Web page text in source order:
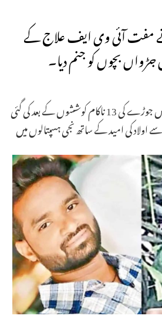
مفت آئی وی ایف علاج کے
جڑواں بچوں کو جنم دیا۔
یہ ڈیلیوری بدھ 29 اپریل کو اس جوڑے کی 13 ناکام کوششوں کے بعد کی گئی